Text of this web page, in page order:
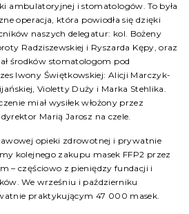
ambulatoryjnej i stomatologów. To była
operacja, która powiodła się dzięki
naszych delegatur: kol. Bożeny
Radziszewskiej i Ryszarda Kępy, oraz
środków stomatologom pod
Iwony Świętkowskiej: Alicji Marczyk-
Violetty Duży i Marka Stehlika.
miał wysiłek włożony przez
Marią Jarosz na czele.
opieki zdrowotnej i prywatnie
kolejnego zakupu masek FFP2 przez
– częściowo z pieniędzy fundacji i
We wrześniu i październiku
praktykującym 47 000 masek.